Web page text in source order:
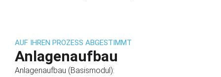
AUF IHREN PROZESS ABGESTIMMT
Anlagenaufbau
Anlagenaufbau (Basismodul):